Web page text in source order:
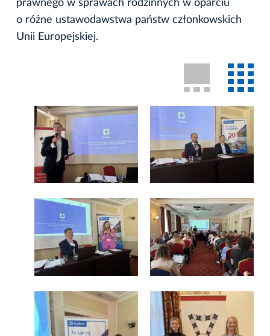
prawnego w sprawach rodzinnych w oparciu
o różne ustawodawstwa państw członkowskich
Unii Europejskiej.